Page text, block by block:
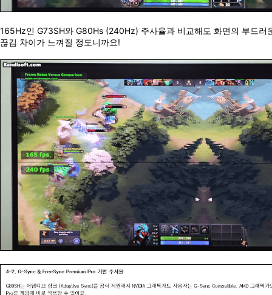
165Hz인 G73SH와 G80Hs (240Hz) 주사율과 비교해도 화면의 부드러
끊김 차이가 느껴질 정도니까요!